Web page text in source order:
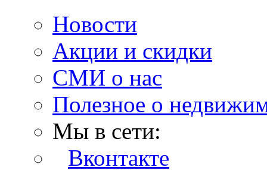
Новости
Акции и скидки
СМИ о нас
Полезное о
Мы в сети:
Вконтакте